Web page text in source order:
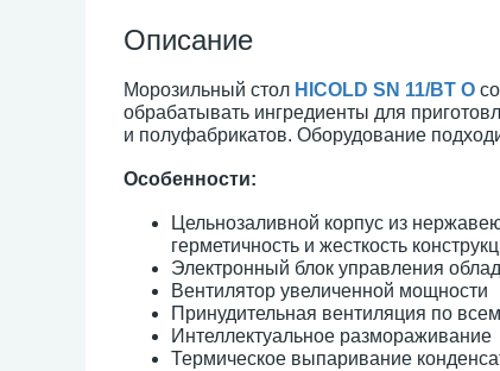
Описание
Морозильный стол HICOLD SN 11/BT O
обрабатывать ингредиенты для
и полуфабрикатов. Оборудование
Особенности:
Цельнозаливной корпус из
герметичность и жесткость
Электронный блок управления
Вентилятор увеличенной мощности
Принудительная вентиляция по
Интеллектуальное размораживание
Термическое выпаривание